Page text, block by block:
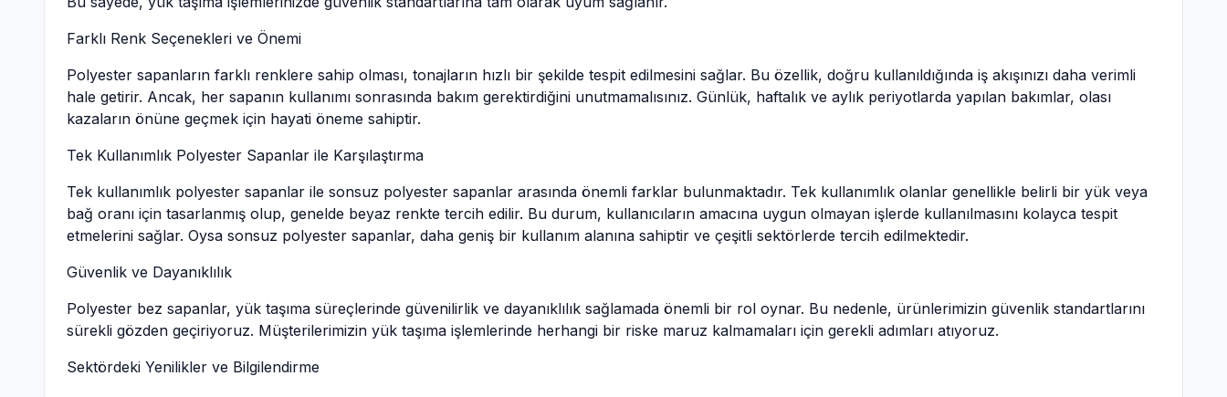
Farklı Renk Seçenekleri ve Önemi
Polyester sapanların farklı renklere sahip olması, tonajların hızlı bir şekilde tespit edilmesini sağlar. Bu özellik, doğru kullanıldığında iş akışınızı daha verimli
hale getirir. Ancak, her sapanın kullanımı sonrasında bakım gerektirdiğini unutmamalısınız. Günlük, haftalık ve aylık periyotlarda yapılan bakımlar, olası
kazaların önüne geçmek için hayati öneme sahiptir.
Tek Kullanımlık Polyester Sapanlar ile Karşılaştırma
Tek kullanımlık polyester sapanlar ile sonsuz polyester sapanlar arasında önemli farklar bulunmaktadır. Tek kullanımlık olanlar genellikle belirli bir yük veya
bağ oranı için tasarlanmış olup, genelde beyaz renkte tercih edilir. Bu durum, kullanıcıların amacına uygun olmayan işlerde kullanılmasını kolayca tespit
etmelerini sağlar. Oysa sonsuz polyester sapanlar, daha geniş bir kullanım alanına sahiptir ve çeşitli sektörlerde tercih edilmektedir.
Güvenlik ve Dayanıklılık
Polyester bez sapanlar, yük taşıma süreçlerinde güvenilirlik ve dayanıklılık sağlamada önemli bir rol oynar. Bu nedenle, ürünlerimizin güvenlik standartlarını
sürekli gözden geçiriyoruz. Müşterilerimizin yük taşıma işlemlerinde herhangi bir riske maruz kalmamaları için gerekli adımları atıyoruz.
Sektördeki Yenilikler ve Bilgilendirme